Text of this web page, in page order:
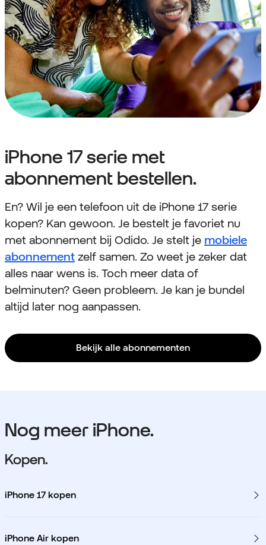
iPhone 17 serie met
abonnement bestellen.
En? Wil je een telefoon uit de iPhone 17 serie
kopen? Kan gewoon. Je bestelt je favoriet nu
met abonnement bij Odido. Je stelt je mobiele
abonnement zelf samen. Zo weet je zeker dat
alles naar wens is. Toch meer data of
belminuten? Geen probleem. Je kan je bundel
altijd later nog aanpassen.
Bekijk alle abonnementen
Nog meer iPhone.
Kopen.
iPhone 17 kopen
iPhone Air kopen